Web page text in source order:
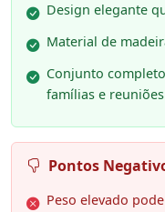
Design elegante
Material de
Conjunto
famílias e reuniões
Pontos
Peso elevado